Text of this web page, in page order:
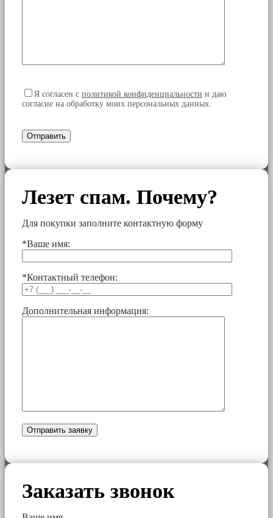
Я согласен с политикой конфиденциальности и даю
согласие на обработку моих персональных данных.
Лезет спам. Почему?
Для покупки заполните контактную форму
*Ваше имя:
*Контактный телефон:
Дополнительная информация:
Заказать звонок